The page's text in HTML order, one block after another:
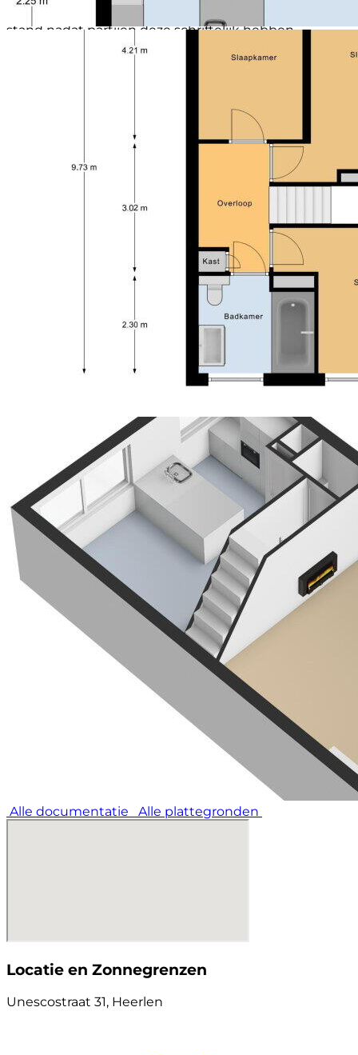
stand nadat partijen deze schriftelijk hebben
ondertekend conform het schriftelijkheidsvereiste
voor particuliere kopers.
Alle documentatie Alle plattegronden
Locatie en Zonnegrenzen
Unescostraat 31, Heerlen